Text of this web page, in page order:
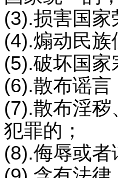
(3).损害国
(4).煽动民
(5).破坏国
(6).散布谣
(7).散布淫
犯罪的；
(8).侮辱或